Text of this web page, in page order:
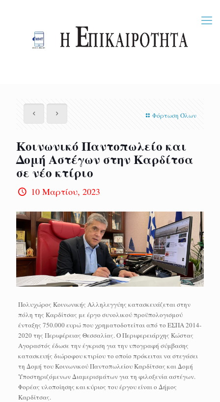
Φόρτωση Όλων
Κοινωνικό Παντοπωλείο και
Δομή Αστέγων στην Καρδίτσα
σε νέο κτίριο
10 Μαρτίου, 2023
Πολυχώρος Κοινωνικής Αλληλεγγύης κατασκευάζεται στην
πόλη της Καρδίτσας με έργο συνολικού προϋπολογισμού
ένταξης 750.000 ευρώ που χρηματοδοτείται από το ΕΣΠΑ 2014-
2020 της Περιφέρειας Θεσσαλίας. Ο Περιφερειάρχης Κώστας
Αγοραστός έδωσε την έγκριση για την υπογραφή σύμβασης
κατασκευής διώροφου κτιρίου το οποίο πρόκειται να στεγάσει
τη Δομή του Κοινωνικού Παντοπωλείου Καρδίτσας και Δομή
Υποστηριζόμενων Διαμερισμάτων για τη φιλοξενία αστέγων.
Φορέας υλοποίησης και κύριος του έργου είναι ο Δήμος
Καρδίτσας.